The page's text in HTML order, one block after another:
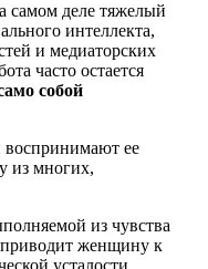
самом деле тяжелый
интеллекта,
и медиаторских
часто остается
собой
воспринимают ее
из многих,
из чувства
приводит женщину к
усталости,